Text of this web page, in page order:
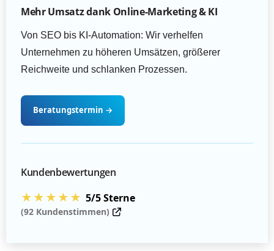
Mehr Umsatz dank Online-Marketing & KI
Von SEO bis KI-Automation: Wir verhelfen
Unternehmen zu höheren Umsätzen, größerer
Reichweite und schlanken Prozessen.
Beratungstermin →
Kundenbewertungen
★★★★★ 5/5 Sterne
(92 Kundenstimmen)